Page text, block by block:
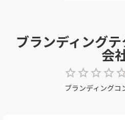
ブランディング
会
ブランディングコ